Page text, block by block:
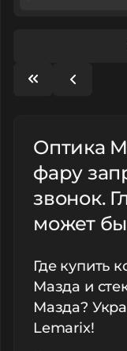
Оптика
фару
звонок.
может
Где купить
Мазда и
Мазда?
Lemarix!